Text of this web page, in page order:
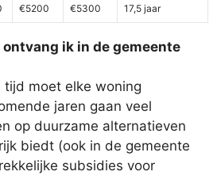
€5200 €5300 17,5 jaar
ik in de gemeente
tijd moet elke woning
jaren gaan veel
op duurzame alternatieven
biedt (ook in de gemeente
subsidies voor